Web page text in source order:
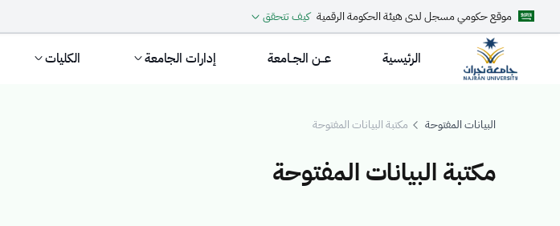
موقع حكومي مسجل لدى هيئة الحكومة الرقمية كيف تتحقق
الرئيسية عــن الجــامعة إدارات الجامعة الكليات
البيانات المفتوحة مكتبة البيانات المفتوحة
مكتبة البيانات المفتوحة